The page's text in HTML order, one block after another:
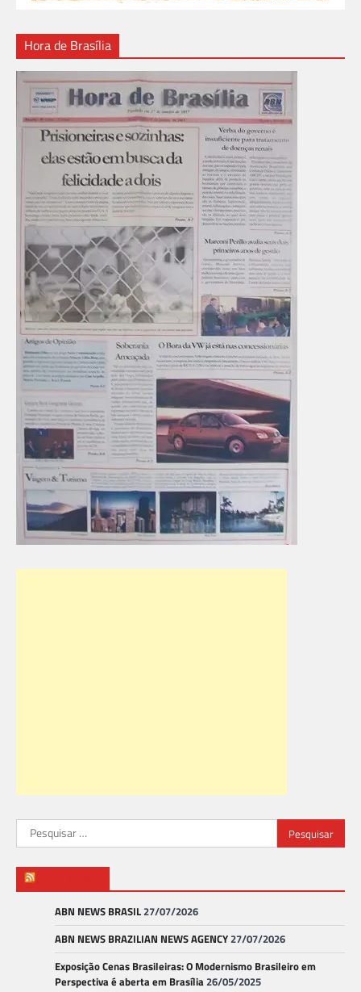
Hora de Brasília
Pesquisar
por:
ABN NEWS BRASIL27/07/2026
ABN NEWS BRAZILIAN NEWS AGENCY27/07/2026
Exposição Cenas Brasileiras: O Modernismo Brasileiro em
Perspectiva é aberta em Brasília26/05/2025